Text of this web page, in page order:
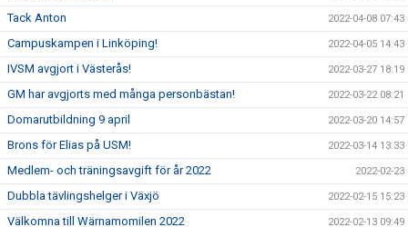
Tack Anton 2022-04-08 07:43
Campuskampen i Linköping! 2022-04-05 14:43
IVSM avgjort i Västerås! 2022-03-27 18:19
GM har avgjorts med många personbästan! 2022-03-22 08:21
Domarutbildning 9 april 2022-03-20 14:57
Brons för Elias på USM! 2022-03-14 13:33
Medlem- och träningsavgift för år 2022 2022-02-23
Dubbla tävlingshelger i Växjö 2022-02-15 15:23
Välkomna till Wärnamomilen 2022 2022-02-13 09:49